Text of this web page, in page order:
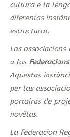
cultura e la
diferentas
estructurat.
Las
a las
Aquestas
per las
portairas de
novèlas.
La Federacion